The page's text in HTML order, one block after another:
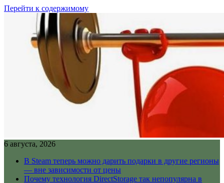
Перейти к содержимому
6 августа, 2026
В Steam теперь можно дарить подарки в другие регионы
— вне зависимости от цены
Почему технология DirectStorage так непопулярна в